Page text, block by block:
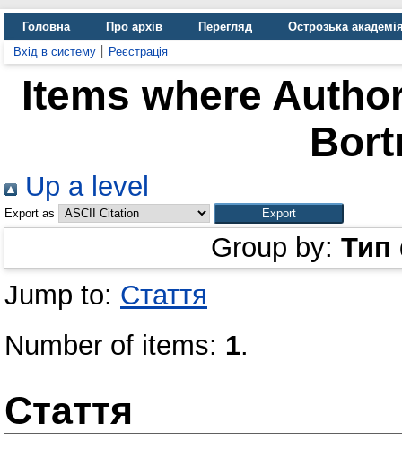
Головна Про архів Перегляд
Острозька
Вхід в систему
Реєстрація
Items where
Up a level
Export as
Group by: Тип
Jump to: Стаття
Number of items: 1.
Стаття